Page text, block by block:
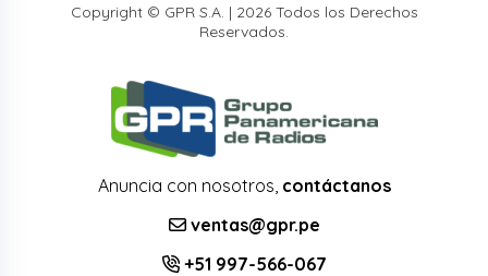
Copyright © GPR S.A. | 2026 Todos los Derechos
Reservados.
Anuncia con nosotros, contáctanos
ventas@gpr.pe
+51 997-566-067